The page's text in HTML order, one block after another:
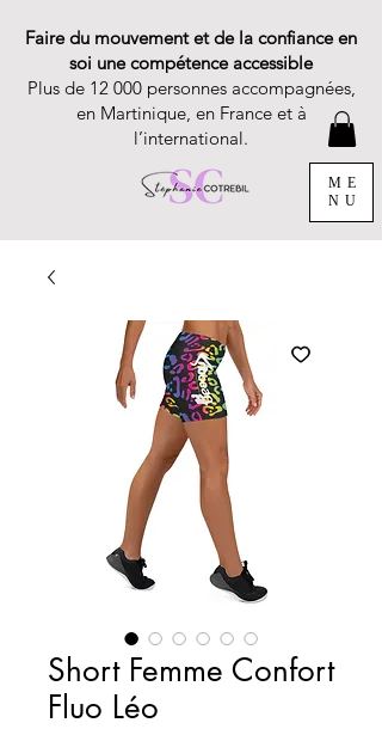
Faire du mouvement et de la confiance en
soi une compétence accessible
Plus de 12 000 personnes accompagnées,
en Martinique, en France et à
l’international.
ME
NU
Short Femme Confort
Fluo Léo